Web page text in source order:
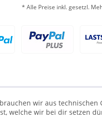
* Alle Preise inkl. gesetzl.
wir aus
welche wir bei dir setzen